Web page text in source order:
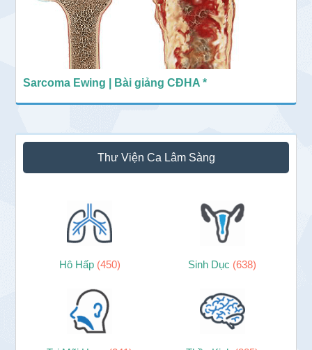
Sarcoma Ewing | Bài giảng CĐHA *
Thư Viện Ca Lâm Sàng
Hô Hấp (450) Sinh Dục (638)